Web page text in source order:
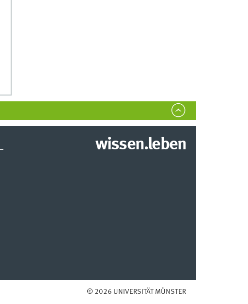
wissen.leben
© 2026 UNIVERSITÄT MÜNSTER